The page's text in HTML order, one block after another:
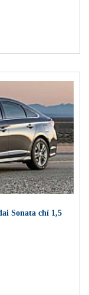
Sonata chỉ 1,5